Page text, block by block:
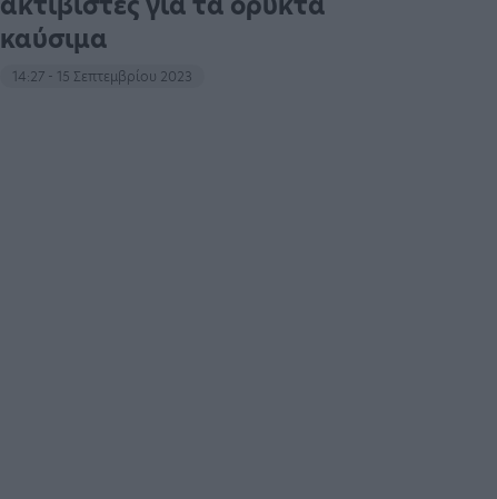
καύσιμα
14:27 - 15 Σεπτεμβρίου 2023